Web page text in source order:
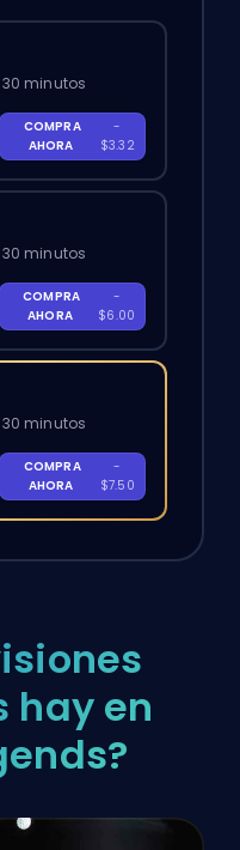
minutos
COMPRA
AHORA
-
$3.32
minutos
COMPRA
AHORA
-
$6.00
minutos
COMPRA
AHORA
-
$7.50
hay en